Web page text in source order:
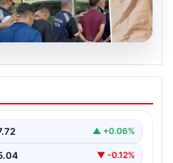
Çekimi Nedeniyle
klip çekimi sırasında silah…
▲ +0.06%
▼ -0.12%